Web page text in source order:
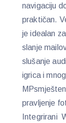
navigaciju
praktičan.
je idealan
slanje
slušanje
igrica i
pravljenje
Integrirani